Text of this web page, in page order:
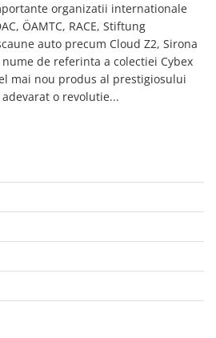
organizatii internationale
ÖAMTC, RACE, Stiftung
auto precum Cloud Z2, Sirona
de referinta a colectiei Cybex
mai nou produs al prestigiosului
o revolutie...